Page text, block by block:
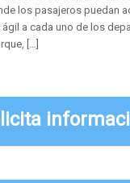
los pasajeros puedan
a cada uno de los
[…]